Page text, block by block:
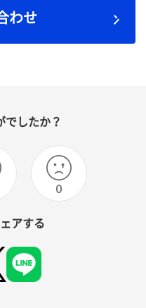
わせ
でしたか？
0
アする